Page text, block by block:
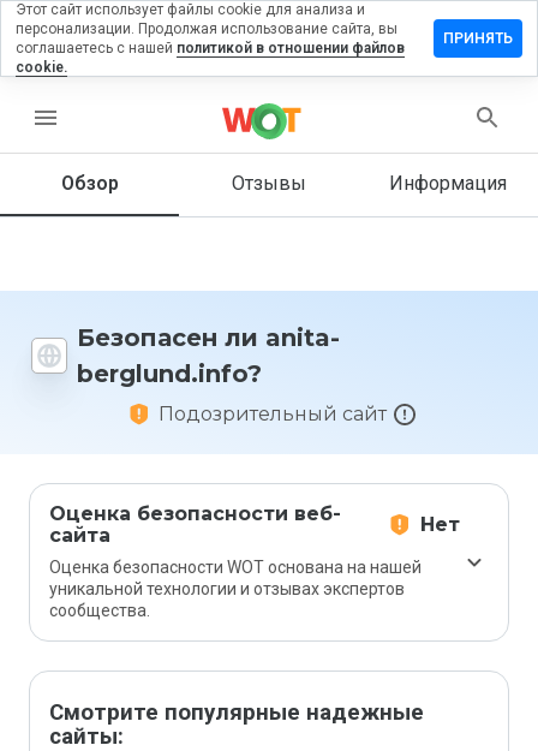
menu
Обзор Отзывы Информация
Безопасен ли anita-
berglund.info?
Подозрительный сайт
Оценка безопасности веб-
сайта
Нет
Оценка безопасности WOT основана на нашей
уникальной технологии и отзывах экспертов
сообщества.
Смотрите популярные надежные
сайты:
на
оценили
сайт от
1 до 5?
Этот сайт использует файлы cookie для анализа и
персонализации. Продолжая использование сайта, вы
соглашаетесь с нашей политикой в отношении файлов
cookie.
ПРИНЯТЬ